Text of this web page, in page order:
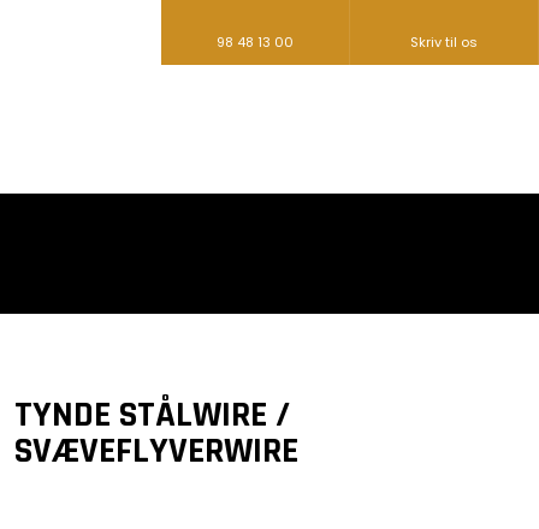
98 48 13 00 Skriv til os​
TYNDE STÅLWIRE /
SVÆVEFLYVERWIRE​